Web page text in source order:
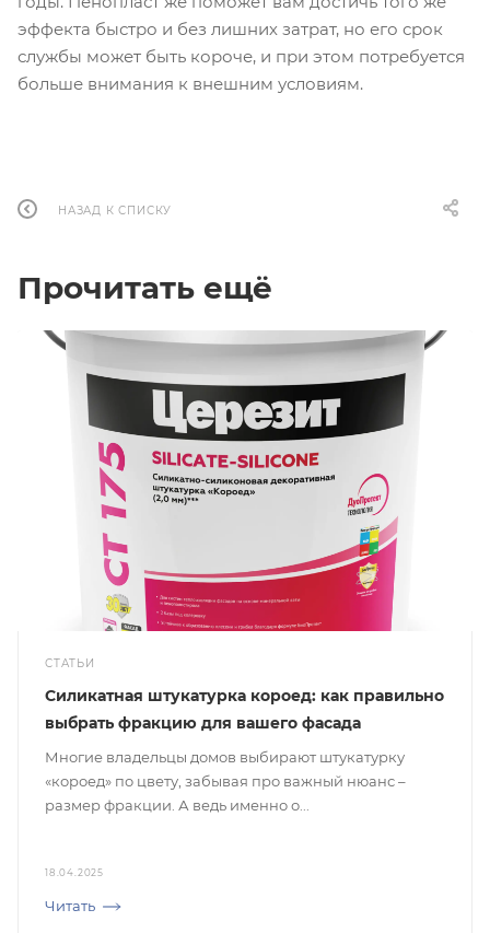
эффекта быстро и без лишних затрат, но его срок
службы может быть короче, и при этом потребуется
больше внимания к внешним условиям.
НАЗАД К СПИСКУ
Прочитать ещё
СТАТЬИ
18.04.2025
Читать
Силикатная штукатурка короед: как правильно
выбрать фракцию для вашего фасада
Многие владельцы домов выбирают штукатурку
«короед» по цвету, забывая про важный нюанс –
размер фракции. А ведь именно о...